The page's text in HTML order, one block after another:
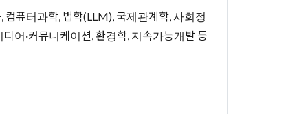
퓨터과학, 법학(LLM), 국제관계학, 사회정
어·커뮤니케이션, 환경학, 지속가능개발 등